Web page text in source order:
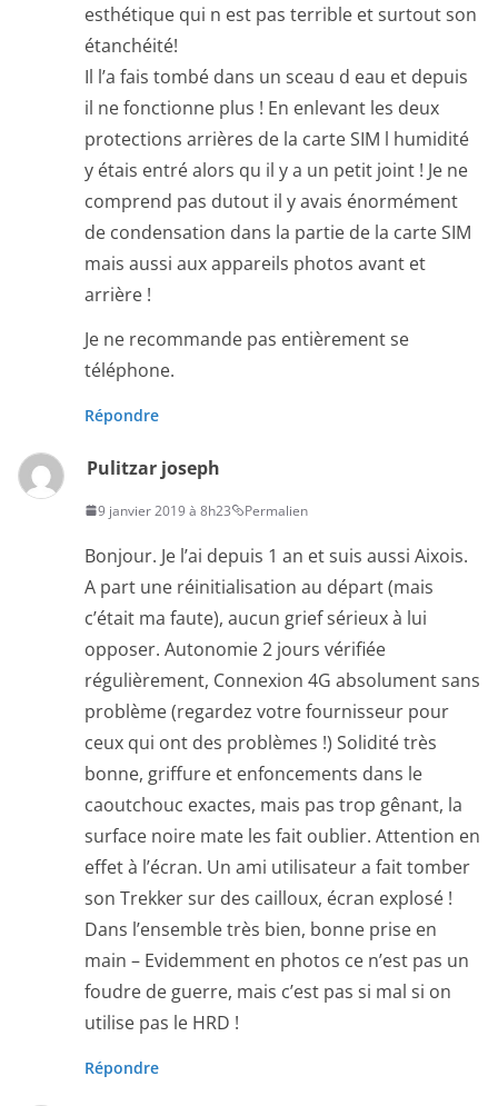
esthétique qui n est pas terrible et surtout son
étanchéité!
Il l’a fais tombé dans un sceau d eau et depuis
il ne fonctionne plus ! En enlevant les deux
protections arrières de la carte SIM l humidité
y étais entré alors qu il y a un petit joint ! Je ne
comprend pas dutout il y avais énormément
de condensation dans la partie de la carte SIM
mais aussi aux appareils photos avant et
arrière !
Je ne recommande pas entièrement se
téléphone.
Répondre
Pulitzar joseph
9 janvier 2019 à 8h23 Permalien
Bonjour. Je l’ai depuis 1 an et suis aussi Aixois.
A part une réinitialisation au départ (mais
c’était ma faute), aucun grief sérieux à lui
opposer. Autonomie 2 jours vérifiée
régulièrement, Connexion 4G absolument sans
problème (regardez votre fournisseur pour
ceux qui ont des problèmes !) Solidité très
bonne, griffure et enfoncements dans le
caoutchouc exactes, mais pas trop gênant, la
surface noire mate les fait oublier. Attention en
effet à l’écran. Un ami utilisateur a fait tomber
son Trekker sur des cailloux, écran explosé !
Dans l’ensemble très bien, bonne prise en
main – Evidemment en photos ce n’est pas un
foudre de guerre, mais c’est pas si mal si on
utilise pas le HRD !
Répondre